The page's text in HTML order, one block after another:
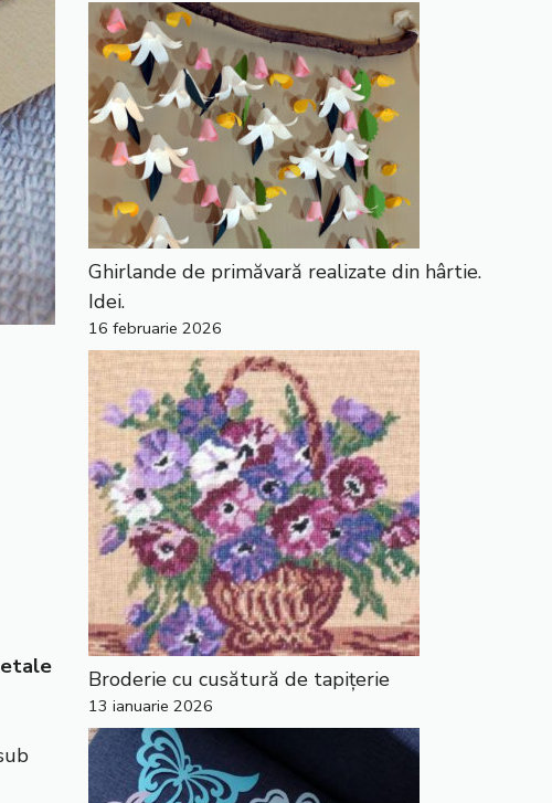
Ghirlande de primăvară realizate din hârtie.
Idei.
16 februarie 2026
Broderie cu cusătură de tapițerie
13 ianuarie 2026